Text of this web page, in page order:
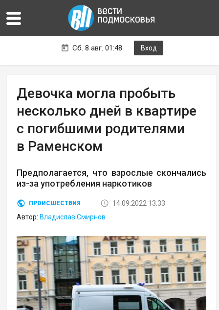
Сб. 8 авг. 01:48 Вход
Девочка могла пробыть
несколько дней в квартире
с погибшими родителями
в Раменском
Предполагается, что взрослые скончались
из-за употребления наркотиков
ПРОИСШЕСТВИЯ
14.09.2022 13:33
Автор: Владислав Смирнов